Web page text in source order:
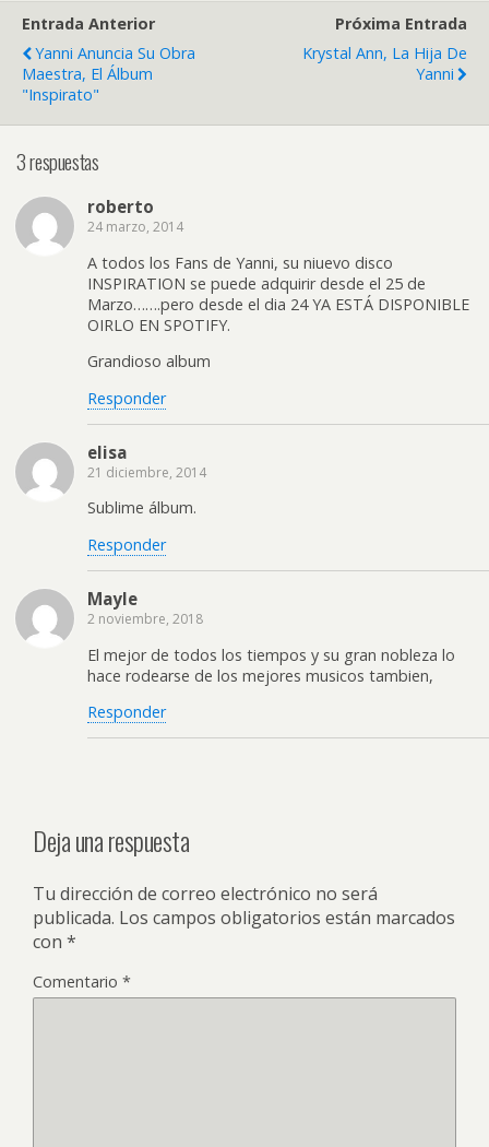
Entrada Anterior
Yanni Anuncia Su Obra
Maestra, El Álbum
"Inspirato"
Próxima Entrada
Krystal Ann, La Hija De
Yanni
3 respuestas
roberto
24 marzo, 2014
A todos los Fans de Yanni, su niuevo disco
INSPIRATION se puede adquirir desde el 25 de
Marzo…….pero desde el dia 24 YA ESTÁ DISPONIBLE
OIRLO EN SPOTIFY.
Grandioso album
Responder
elisa
21 diciembre, 2014
Sublime álbum.
Responder
Mayle
2 noviembre, 2018
El mejor de todos los tiempos y su gran nobleza lo
hace rodearse de los mejores musicos tambien,
Responder
Deja una respuesta
Tu dirección de correo electrónico no será
publicada. Los campos obligatorios están marcados
con *
Comentario *